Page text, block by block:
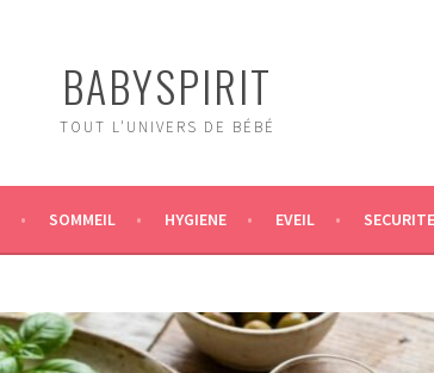
BABYSPIRIT
TOUT L'UNIVERS DE BÉBÉ
SOMMEIL HYGIENE EVEIL SECURITE